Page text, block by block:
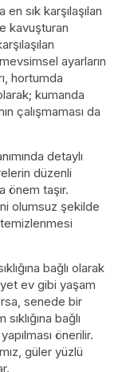
en sık karşılaşılan
kavuşturan
ayarların
hortumda
kumanda
çalışmaması da
detaylı
düzenli
önem taşır.
olumsuz şekilde
bağlı olarak
ev gibi yaşam
senede bir
bağlı
önerilir.
güler yüzlü